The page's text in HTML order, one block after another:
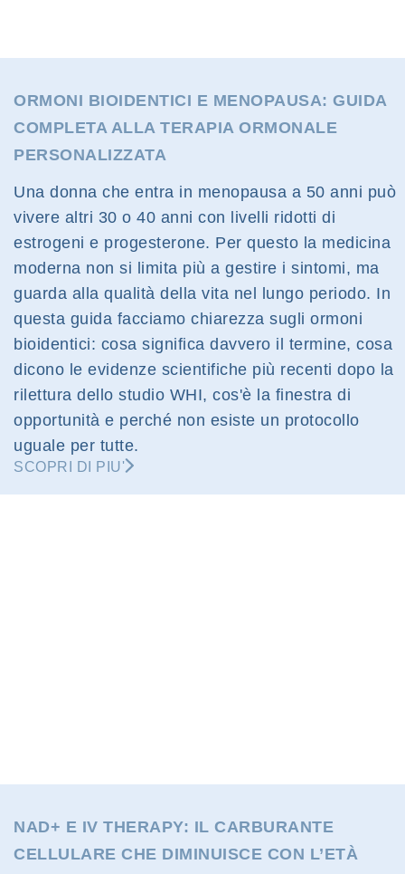
ORMONI BIOIDENTICI E MENOPAUSA: GUIDA
COMPLETA ALLA TERAPIA ORMONALE
PERSONALIZZATA
Una donna che entra in menopausa a 50 anni può
vivere altri 30 o 40 anni con livelli ridotti di
estrogeni e progesterone. Per questo la medicina
moderna non si limita più a gestire i sintomi, ma
guarda alla qualità della vita nel lungo periodo. In
questa guida facciamo chiarezza sugli ormoni
bioidentici: cosa significa davvero il termine, cosa
dicono le evidenze scientifiche più recenti dopo la
rilettura dello studio WHI, cos'è la finestra di
opportunità e perché non esiste un protocollo
uguale per tutte.
SCOPRI DI PIU'
NAD+ E IV THERAPY: IL CARBURANTE
CELLULARE CHE DIMINUISCE CON L’ETÀ